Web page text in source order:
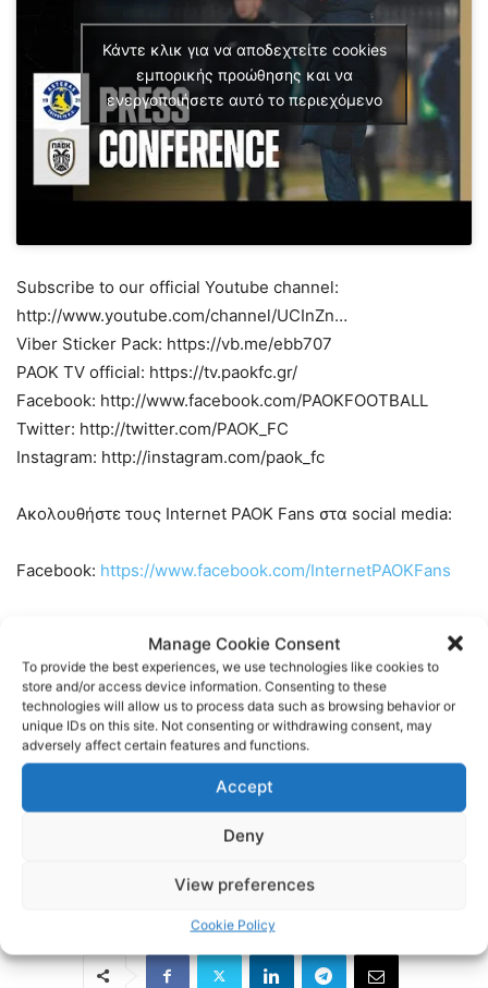
Manage Cookie Consent
To provide the best experiences, we use technologies like cookies to
store and/or access device information. Consenting to these
technologies will allow us to process data such as browsing behavior or
unique IDs on this site. Not consenting or withdrawing consent, may
adversely affect certain features and functions.
Accept
Deny
View preferences
Cookie Policy
Κάντε κλικ για να αποδεχτείτε cookies
εμπορικής προώθησης και να
ενεργοποιήσετε αυτό το περιεχόμενο
Subscribe to our official Youtube channel:
http://www.youtube.com/channel/UCInZn…
Viber Sticker Pack: https://vb.me/ebb707
PAOK TV official: https://tv.paokfc.gr/
Facebook: http://www.facebook.com/PAOKFOOTBALL
Twitter: http://twitter.com/PAOK_FC
Instagram: http://instagram.com/paok_fc
Ακολουθήστε τους Internet PAOK Fans στα social media:
Facebook: https://www.facebook.com/InternetPAOKFans
Linkedin:https://www.linkedin.com/in/internet-paok-fans-
601b24248
Instagram:https://www.instagram.com/internetpaokfans
#paok #paokfans #παοκ #thessaloniki
ΠΑΟΚ ΠΟΔΟΣΦΑΙΡΟ